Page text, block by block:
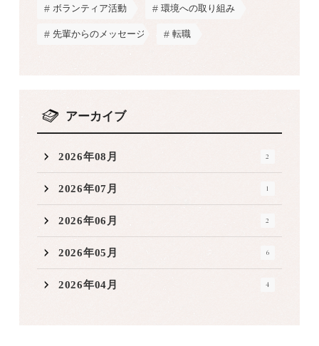
ボランティア活動 環境への取り組み
先輩からのメッセージ 転職
アーカイブ
2026年08月 2
2026年07月 1
2026年06月 2
2026年05月 6
2026年04月 4